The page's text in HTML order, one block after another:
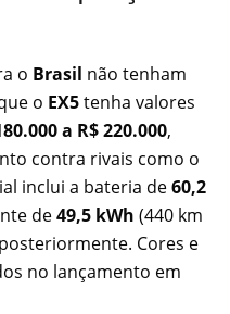
o Brasil não tenham
o EX5tenha valores
a R$ 220.000,
contra rivais como o
inclui a bateria de60,2
de49,5 kWh (440 km
Cores e
no lançamento em